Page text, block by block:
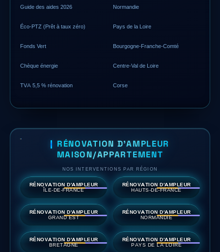
Guide des aides 2026
Éco-PTZ (Prêt à taux zéro)
Fonds Vert
Chèque énergie
TVA 5,5 % rénovation
Normandie
Pays de la Loire
Bourgogne-Franche-Comté
Centre-Val de Loire
Corse
RÉNOVATION D'AMPLEUR
MAISON/APPARTEMENT
NOS INTERVENTIONS PAR RÉGION
RÉNOVATION D'AMPLEUR
ÎLE-DE-FRANCE
RÉNOVATION D'AMPLEUR
HAUTS-DE-FRANCE
RÉNOVATION D'AMPLEUR
GRAND EST
RÉNOVATION D'AMPLEUR
NORMANDIE
RÉNOVATION D'AMPLEUR
BRETAGNE
RÉNOVATION D'AMPLEUR
PAYS DE LA LOIRE